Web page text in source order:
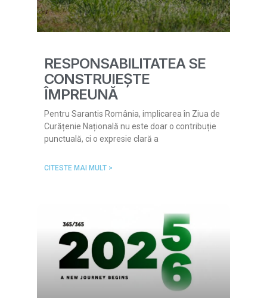
RESPONSABILITATEA SE
CONSTRUIEȘTE
ÎMPREUNĂ
Pentru Sarantis România, implicarea în Ziua de
Curățenie Națională nu este doar o contribuție
punctuală, ci o expresie clară a
CITESTE MAI MULT >